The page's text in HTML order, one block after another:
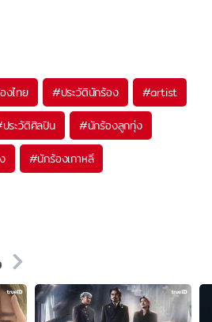
งไทย #ประวัตินักร้อง #artist
ประวัติศิลปิน #นักร้องลูกทุ่ง
#นักร้องเกาหลี